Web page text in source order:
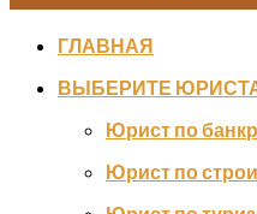
ГЛАВНАЯ
ВЫБЕРИТЕ
Юрист по
Юрист по